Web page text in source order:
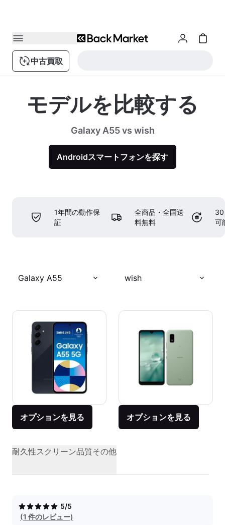
中古買取
モデルを比較する
Galaxy A55 vs wish
Androidスマートフォンを探す
1年間の動作保
証
全商品・全国送
料無料
30
可
Galaxy A55 wish
オプションを見る オプションを見る
耐久性スクリーン品質その他
5/5
(1 件のレビュー)